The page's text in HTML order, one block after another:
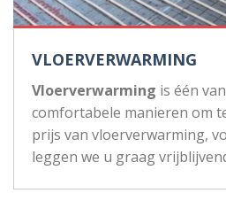
VLOERVERWARMING
Vloerverwarming is één
comfortabele manieren om
prijs van vloerverwarming,
leggen we u graag